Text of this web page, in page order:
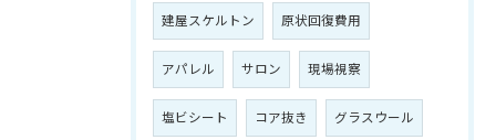
建屋スケルトン 原状回復費用
アパレル サロン 現場視察
塩ビシート コア抜き グラスウール